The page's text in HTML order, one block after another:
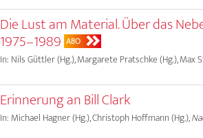
Die Lust am Material. Über das
1975–1989 ABO
In: Nils Güttler (Hg.), Margarete Pratschke (Hg.), Max
Erinnerung an Bill Clark
In: Michael Hagner (Hg.), Christoph Hoffmann (Hg.),